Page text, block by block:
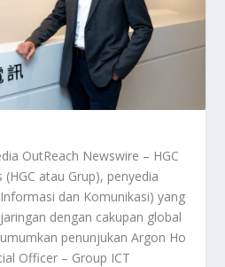
OutReach Newswire – HGC
atau Grup), penyedia
dan Komunikasi) yang
dengan cakupan global
penunjukan Argon Ho
Officer – Group ICT